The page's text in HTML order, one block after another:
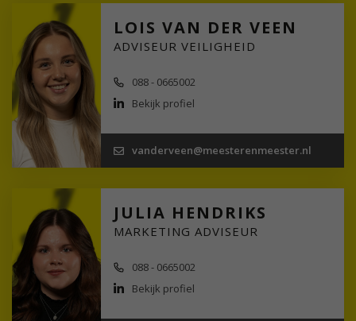
LOIS VAN DER VEEN
ADVISEUR VEILIGHEID
088 - 0665002
Bekijk profiel
vanderveen@meesterenmeester.nl
JULIA HENDRIKS
MARKETING ADVISEUR
088 - 0665002
Bekijk profiel